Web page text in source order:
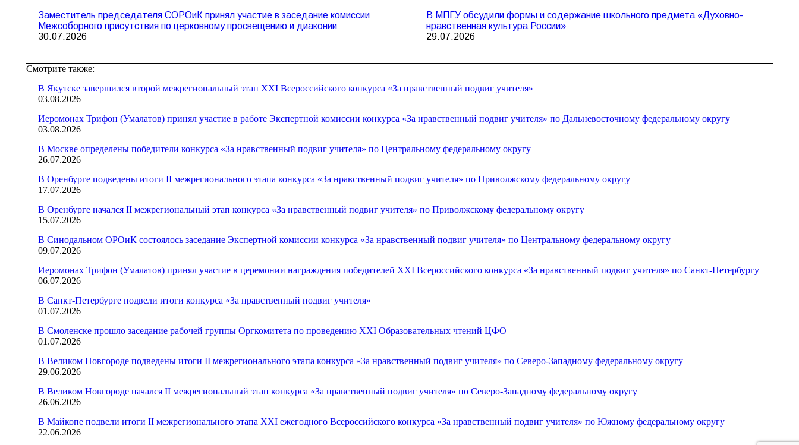
Заместитель председателя СОРОиК принял участие в заседание комиссии
Межсоборного присутствия по церковному просвещению и диаконии
30.07.2026
В МПГУ обсудили формы и содержание школьного предмета «Духовно-
нравственная культура России»
29.07.2026
Смотрите также:
В Якутске завершился второй межрегиональный этап XXI Всероссийского конкурса «За нравственный подвиг учителя»
03.08.2026
Иеромонах Трифон (Умалатов) принял участие в работе Экспертной комиссии конкурса «За нравственный подвиг учителя» по Дальневосточному федеральному округу
03.08.2026
В Москве определены победители конкурса «За нравственный подвиг учителя» по Центральному федеральному округу
26.07.2026
В Оренбурге подведены итоги II межрегионального этапа конкурса «За нравственный подвиг учителя» по Приволжскому федеральному округу
17.07.2026
В Оренбурге начался II межрегиональный этап конкурса «За нравственный подвиг учителя» по Приволжскому федеральному округу
15.07.2026
В Синодальном ОРОиК состоялось заседание Экспертной комиссии конкурса «За нравственный подвиг учителя» по Центральному федеральному округу
09.07.2026
Иеромонах Трифон (Умалатов) принял участие в церемонии награждения победителей XXI Всероссийского конкурса «За нравственный подвиг учителя» по Санкт-Петербургу
06.07.2026
В Санкт-Петербурге подвели итоги конкурса «За нравственный подвиг учителя»
01.07.2026
В Смоленске прошло заседание рабочей группы Оргкомитета по проведению XXI Образовательных чтений ЦФО
01.07.2026
В Великом Новгороде подведены итоги II межрегионального этапа конкурса «За нравственный подвиг учителя» по Северо-Западному федеральному округу
29.06.2026
В Великом Новгороде начался II межрегиональный этап конкурса «За нравственный подвиг учителя» по Северо-Западному федеральному округу
26.06.2026
В Майкопе подвели итоги II межрегионального этапа XXI ежегодного Всероссийского конкурса «За нравственный подвиг учителя» по Южному федеральному округу
22.06.2026